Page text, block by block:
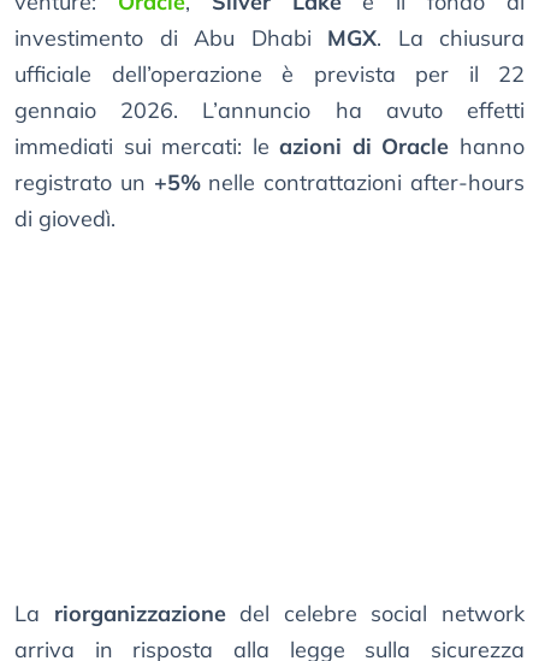
investimento di Abu Dhabi MGX. La chiusura
ufficiale dell’operazione è prevista per il 22
gennaio 2026. L’annuncio ha avuto effetti
immediati sui mercati: leazioni di Oracle hanno
registrato un +5%nelle contrattazioni after-hours
di giovedì.
La riorganizzazionedel celebre social network
arriva in risposta alla legge sulla sicurezza